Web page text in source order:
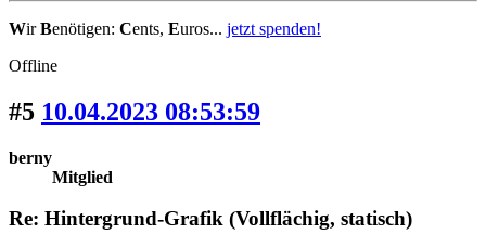
WirBenötigen: Cents, Euros... jetzt spenden!
Offline
#5 10.04.2023 08:53:59
berny
Mitglied
Re: Hintergrund-Grafik (Vollflächig, statisch)